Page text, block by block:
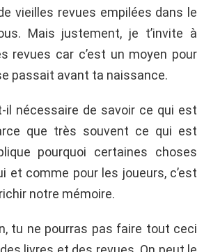
vieilles revues empilées dans le
Mais justement, je t’invite à
revues car c’est un moyen pour
passait avant ta naissance.
il nécessaire de savoir ce qui est
que très souvent ce qui est
pourquoi certaines choses
et comme pour les joueurs, c’est
notre mémoire.
tu ne pourras pas faire tout ceci